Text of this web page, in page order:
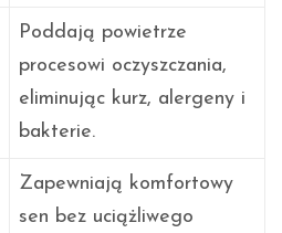
Poddają powietrze
procesowi oczyszczania,
eliminując kurz, alergeny i
bakterie.
Zapewniają komfortowy
sen bez uciążliwego